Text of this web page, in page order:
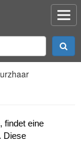
findet eine
Diese